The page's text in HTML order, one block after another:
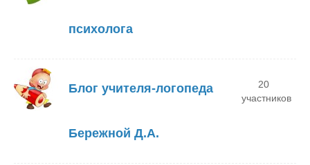
психолога
Блог учителя-логопеда
Бережной Д.А.
20
участников